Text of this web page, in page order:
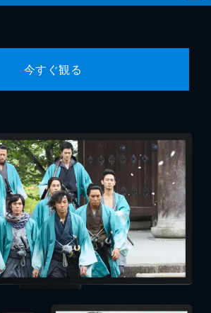
今すぐ観る